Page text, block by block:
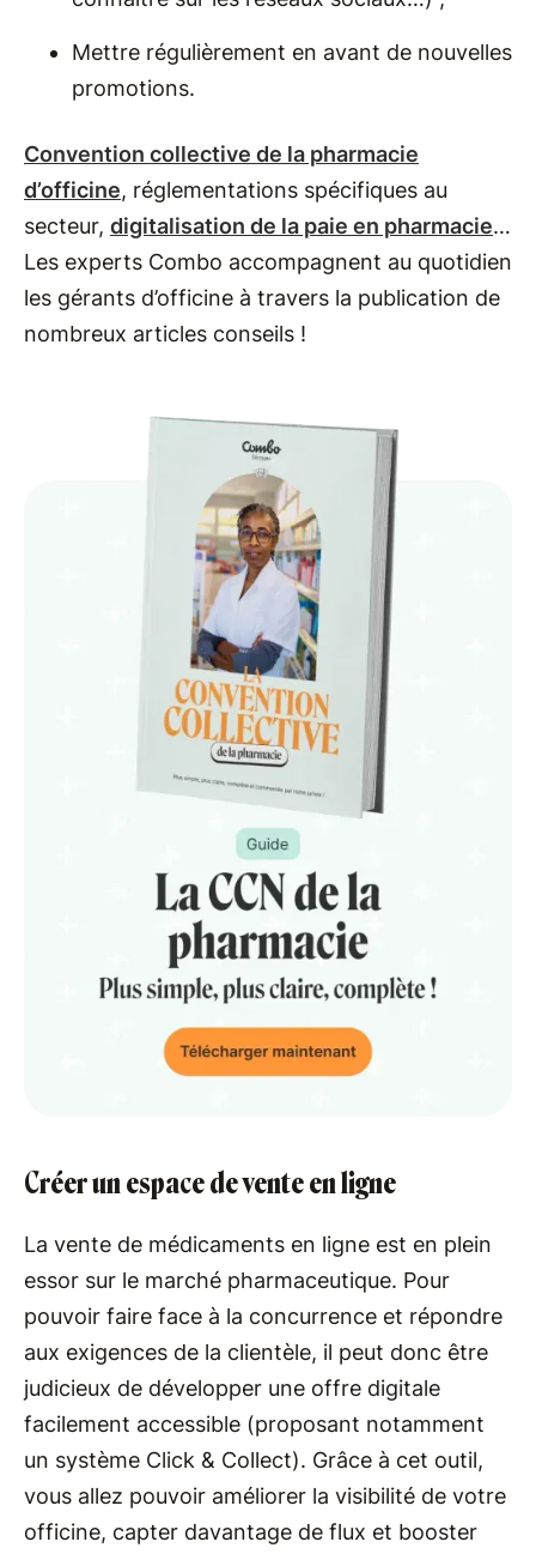
Mettre régulièrement en avant de nouvelles
promotions.
Convention collective de la pharmacie
d’officine, réglementations spécifiques au
secteur, digitalisation de la paie en pharmacie…
Les experts Combo accompagnent au quotidien
les gérants d’officine à travers la publication de
nombreux articles conseils !
Créer un espace de vente en ligne
La vente de médicaments en ligne est en plein
essor sur le marché pharmaceutique. Pour
pouvoir faire face à la concurrence et répondre
aux exigences de la clientèle, il peut donc être
judicieux de développer une offre digitale
facilement accessible (proposant notamment
un système Click & Collect). Grâce à cet outil,
vous allez pouvoir améliorer la visibilité de votre
officine, capter davantage de flux et booster